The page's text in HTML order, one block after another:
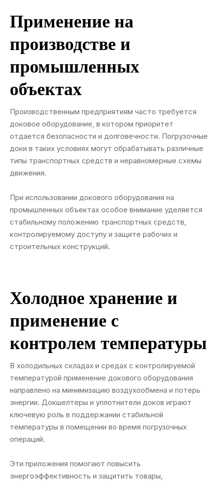
Применение на
производстве и
промышленных
объектах
Производственным предприятиям часто требуется
доковое оборудование, в котором приоритет
отдается безопасности и долговечности. Погрузочные
доки в таких условиях могут обрабатывать различные
типы транспортных средств и неравномерные схемы
движения.
При использовании докового оборудования на
промышленных объектах особое внимание уделяется
стабильному положению транспортных средств,
контролируемому доступу и защите рабочих и
строительных конструкций.
Холодное хранение и
применение с
контролем температуры
В холодильных складах и средах с контролируемой
температурой применение докового оборудования
направлено на минимизацию воздухообмена и потерь
энергии. Докшелтеры и уплотнители доков играют
ключевую роль в поддержании стабильной
температуры в помещении во время погрузочных
операций.
Эти приложения помогают повысить
энергоэффективность и защитить товары,